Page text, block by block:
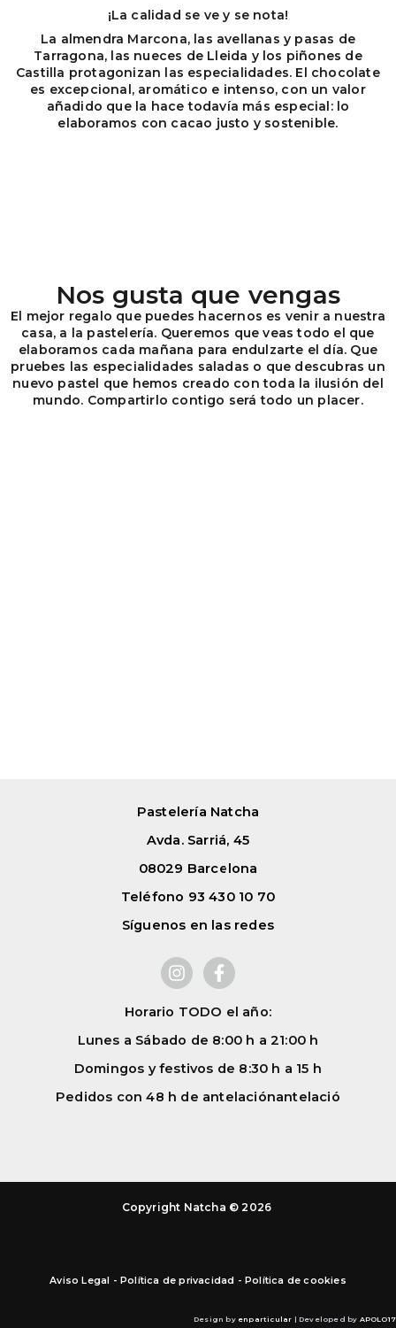
¡La calidad se ve y se nota!
La almendra Marcona, las avellanas y pasas de
Tarragona, las nueces de Lleida y los piñones de
Castilla protagonizan las especialidades. El chocolate
es excepcional, aromático e intenso, con un valor
añadido que la hace todavía más especial: lo
elaboramos con cacao justo y sostenible.
Nos gusta que vengas
El mejor regalo que puedes hacernos es venir a nuestra
casa, a la pastelería. Queremos que veas todo el que
elaboramos cada mañana para endulzarte el día. Que
pruebes las especialidades saladas o que descubras un
nuevo pastel que hemos creado con toda la ilusión del
mundo. Compartirlo contigo será todo un placer.
Pastelería Natcha
Avda. Sarriá, 45
08029 Barcelona
Teléfono 93 430 10 70
Síguenos en las redes
Horario TODO el año:
Lunes a Sábado de 8:00 h a 21:00 h
Domingos y festivos de 8:30 h a 15 h
Pedidos con 48 h de antelaciónantelació
Copyright Natcha © 2026
Aviso Legal - Política de privacidad - Política de cookies
Design by enparticular | Developed by APOLO17